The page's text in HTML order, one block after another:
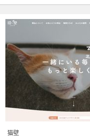
猫壁